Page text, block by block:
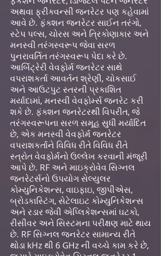
અથવા ફ્રીક્વન્સી જનરેટર પણ કહેવામાં
આવે છે. ફંક્શન જનરેટર સાઈન તરંગો,
સ્ટેપ પલ્સ, ચોરસ અને ત્રિકોણાકાર અને
મનસ્વી તરંગસ્વરૂપ જેવા સરળ
પુનરાવર્તિત તરંગસ્વરૂપ પેદા કરે છે.
આર્બિટ્રેરી વેવફોર્મ જનરેટર સાથે
વપરાશકર્તા આવર્તન શ્રેણી, ચોકસાઈ
અને આઉટપુટ સ્તરની પ્રકાશિત
મર્યાદામાં, મનસ્વી વેવફોર્મ્સ જનરેટ કરી
શકે છે. ફંક્શન જનરેટરથી વિપરીત, જે
તરંગસ્વરૂપના સરળ સમૂહ સુધી મર્યાદિત
છે, એક મનસ્વી વેવફોર્મ જનરેટર
વપરાશકર્તાને વિવિધ રીતે વિવિધ રીતે
સ્ત્રોત વેવફોર્મનો ઉલ્લેખ કરવાની મંજૂરી
આપે છે. RF અને માઇક્રોવેવ સિગ્નલ
જનરેટર્સનો ઉપયોગ સેલ્યુલર
કોમ્યુનિકેશન્સ, વાઇફાઇ, જીપીએસ,
બ્રોડકાસ્ટિંગ, સેટેલાઇટ કોમ્યુનિકેશન્સ
અને રડાર જેવી એપ્લિકેશન્સમાં ઘટકો,
રીસીવર અને સિસ્ટમના પરીક્ષણ માટે થાય
છે. RF સિગ્નલ જનરેટર સામાન્ય રીતે
થોડા kHz થી 6 GHz ની વચ્ચે કામ કરે છે,